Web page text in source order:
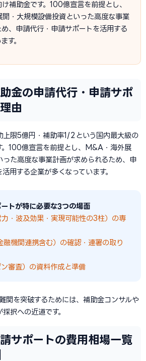
補助金です。100億宣言を前提とし、
・大規模設備投資といった高度な事業
、申請代行・申請サポートを活用する
す。
金の申請代行・申請サポ
由
上限5億円・補助率1/2という国内最大級の
。100億宣言を前提とし、M&A・海外展
った高度な事業計画が求められるため、申
用する企業が多くなっています。
トが特に必要な3つの場面
・波及効果・実現可能性の3柱）の専
機関連携含む）の確認・連署の取り
審査）の資料作成と準備
関を突破するためには、補助金コンサルや
択への近道です。
サポートの費用相場一覧